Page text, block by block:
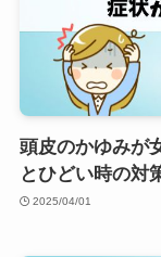
頭皮のかゆみが
とひどい時の対
2025/04/01